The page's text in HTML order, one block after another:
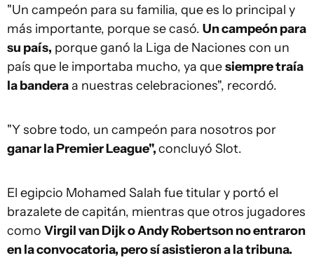
"Un campeón para su familia, que es lo principal y
más importante, porque se casó. Un campeón para
su país, porque ganó la Liga de Naciones con un
país que le importaba mucho, ya quesiempre traía
la banderaa nuestras celebraciones", recordó.
"Y sobre todo, un campeón para nosotros por
ganar la Premier League",concluyó Slot.
El egipcio Mohamed Salah fue titular y portó el
brazalete de capitán, mientras que otros jugadores
como Virgil van Dijk o Andy Robertson no entraron
en la convocatoria, pero sí asistieron a la tribuna.